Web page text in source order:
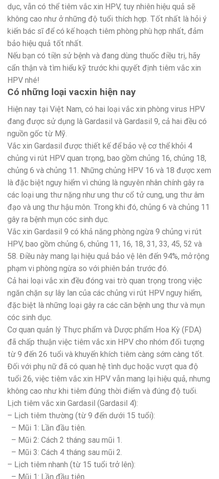
dục, vẫn có thể tiêm vắc xin HPV, tuy nhiên hiệu quả sẽ
không cao như ở những độ tuổi thích hợp. Tốt nhất là hỏi ý
kiến bác sĩ để có kế hoạch tiêm phòng phù hợp nhất, đảm
bảo hiệu quả tốt nhất.
Nếu bạn có tiền sử bệnh và đang dùng thuốc điều trị, hãy
cẩn thận và tìm hiểu kỹ trước khi quyết định tiêm vắc xin
HPV nhé!
Có những loại vacxin hiện nay
Hiện nay tại Việt Nam, có hai loại vắc xin phòng virus HPV
đang được sử dụng là Gardasil và Gardasil 9, cả hai đều có
nguồn gốc từ Mỹ.
Vắc xin Gardasil được thiết kế để bảo vệ cơ thể khỏi 4
chủng vi rút HPV quan trọng, bao gồm chủng 16, chủng 18,
chủng 6 và chủng 11. Những chủng HPV 16 và 18 được xem
là đặc biệt nguy hiểm vì chúng là nguyên nhân chính gây ra
các loại ung thư nặng như ung thư cổ tử cung, ung thư âm
đạo và ung thư hậu môn. Trong khi đó, chủng 6 và chủng 11
gây ra bệnh mụn cóc sinh dục.
Vắc xin Gardasil 9 có khả năng phòng ngừa 9 chủng vi rút
HPV, bao gồm chủng 6, chủng 11, 16, 18, 31, 33, 45, 52 và
58. Điều này mang lại hiệu quả bảo vệ lên đến 94%, mở rộng
phạm vi phòng ngừa so với phiên bản trước đó.
Cả hai loại vắc xin đều đóng vai trò quan trọng trong việc
ngăn chặn sự lây lan của các chủng vi rút HPV nguy hiểm,
đặc biệt là những loại gây ra các căn bệnh ung thư và mụn
cóc sinh dục.
Cơ quan quản lý Thực phẩm và Dược phẩm Hoa Kỳ (FDA)
đã chấp thuận việc tiêm vắc xin HPV cho nhóm đối tượng
từ 9 đến 26 tuổi và khuyến khích tiêm càng sớm càng tốt.
Đối với phụ nữ đã có quan hệ tình dục hoặc vượt qua độ
tuổi 26, việc tiêm vắc xin HPV vẫn mang lại hiệu quả, nhưng
không cao như khi tiêm đúng thời điểm và đúng độ tuổi.
Lịch tiêm vắc xin Gardasil (Gardasil 4):
– Lịch tiêm thường (từ 9 đến dưới 15 tuổi):
– Mũi 1: Lần đầu tiên.
– Mũi 2: Cách 2 tháng sau mũi 1.
– Mũi 3: Cách 4 tháng sau mũi 2.
– Lịch tiêm nhanh (từ 15 tuổi trở lên):
– Mũi 1: Lần đầu tiên.